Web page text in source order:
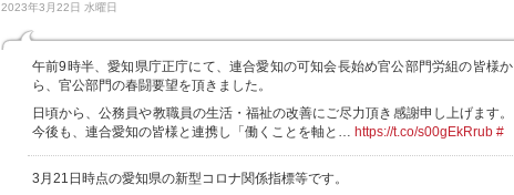
2023年3月22日 水曜日
午前9時半、愛知県庁正庁にて、連合愛知の可知会長始め官公部門労組の皆様か
ら、官公部門の春闘要望を頂きました。
日頃から、公務員や教職員の生活・福祉の改善にご尽力頂き感謝申し上げます。
今後も、連合愛知の皆様と連携し「働くことを軸と… https://t.co/s00gEkRrub #
3月21日時点の愛知県の新型コロナ関係指標等です。